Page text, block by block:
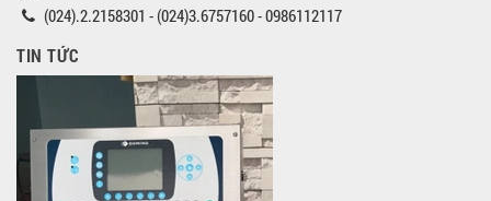
(024).2.2158301 - (024)3.6757160 - 0986112117
TIN TỨC